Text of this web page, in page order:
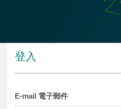
登入
E-mail 電子郵件